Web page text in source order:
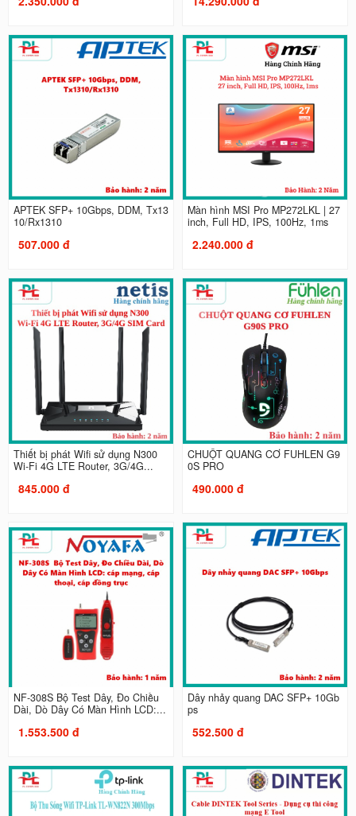
APTEK SFP+ 10Gbps, DDM, Tx13
10/Rx1310
507.000 đ
Màn hình MSI Pro MP272LKL | 27
inch, Full HD, IPS, 100Hz, 1ms
2.240.000 đ
Thiết bị phát Wifi sử dụng N300
Wi-Fi 4G LTE Router, 3G/4G...
845.000 đ
CHUỘT QUANG CƠ FUHLEN G9
0S PRO
490.000 đ
NF-308S Bộ Test Dây, Đo Chiều
Dài, Dò Dây Có Màn Hình LCD:...
1.553.500 đ
Dây nhảy quang DAC SFP+ 10Gb
ps
552.500 đ